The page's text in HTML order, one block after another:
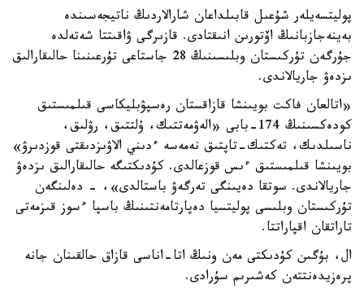
پوليتسەيلەر شۇعىل قابىلداعان شارالاردىڭ ناتيجەسىندە
بەينەجازبانىڭ اۆتورىن انىقتادى. قازىرگى ۋاقىتتا شەتەلدە
جۇرگەن تۇركىستان وبلىسىنىڭ 28 جاستاعى تۇرعىنىنا حالىقارالىق
ىزدەۋ جاريالاندى.
«اتالعان فاكت بويىنشا قازاقستان رەسپۋبليكاسى قىلمىستىق
كودەكسىنىڭ 174-بابى «الەۋمەتتىك، ۇلتتىق، رۋلىق،
ناسىلدىك، تەكتىك-تاپتىق نەمەسە ءدىني الاۋىزدىقتى قوزدىرۋ»
بويىنشا قىلمىستىق ءىس قوزعالدى. كۇدىكتىگە حالىقارالىق ىزدەۋ
جاريالاندى. سوتقا دەيىنگى تەرگەۋ باستالدى»، - دەلىنگەن
تۇركىستان وبلىسى پوليتسيا دەپارتامەنتىنىڭ باسپا ءسوز قىزمەتى
تاراتقان اقپاراتتا.
ال، بۇگىن كۇدىكتى مەن ونىڭ اتا-اناسى قازاق حالقىنان جانە
پرەزيدەنتتەن كەشىرىم سۇرادى.